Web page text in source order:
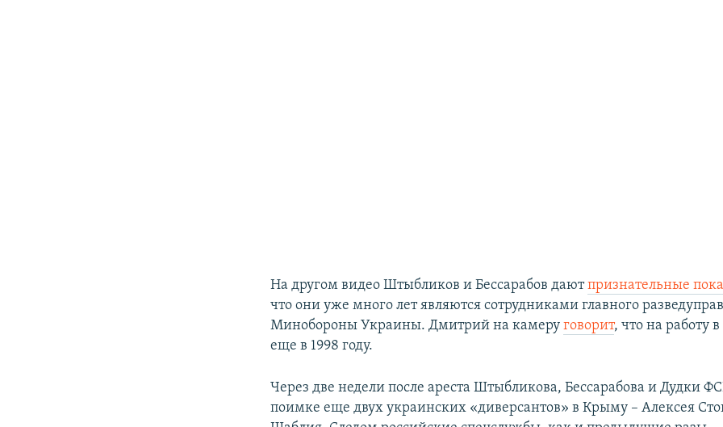
На другом видео Штыбликов и Бессарабов даютпризнательные
что они уже много лет являются сотрудниками главного
Минобороны Украины. Дмитрий на камеруговорит, что на работу
еще в 1998 году.
Через две недели после ареста Штыбликова, Бессарабова и Дудки
поимке еще двух украинских «диверсантов» в Крыму – Алексея